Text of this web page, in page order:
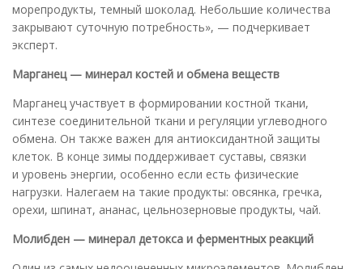
морепродукты, темный шоколад. Небольшие количества
закрывают суточную потребность», — подчеркивает
эксперт.
Марганец — минерал костей и обмена веществ
Марганец участвует в формировании костной ткани,
синтезе соединительной ткани и регуляции углеводного
обмена. Он также важен для антиоксидантной защиты
клеток. В конце зимы поддерживает суставы, связки
и уровень энергии, особенно если есть физические
нагрузки. Налегаем на такие продукты: овсянка, гречка,
орехи, шпинат, ананас, цельнозерновые продукты, чай.
Молибден — минерал детокса и ферментных реакций